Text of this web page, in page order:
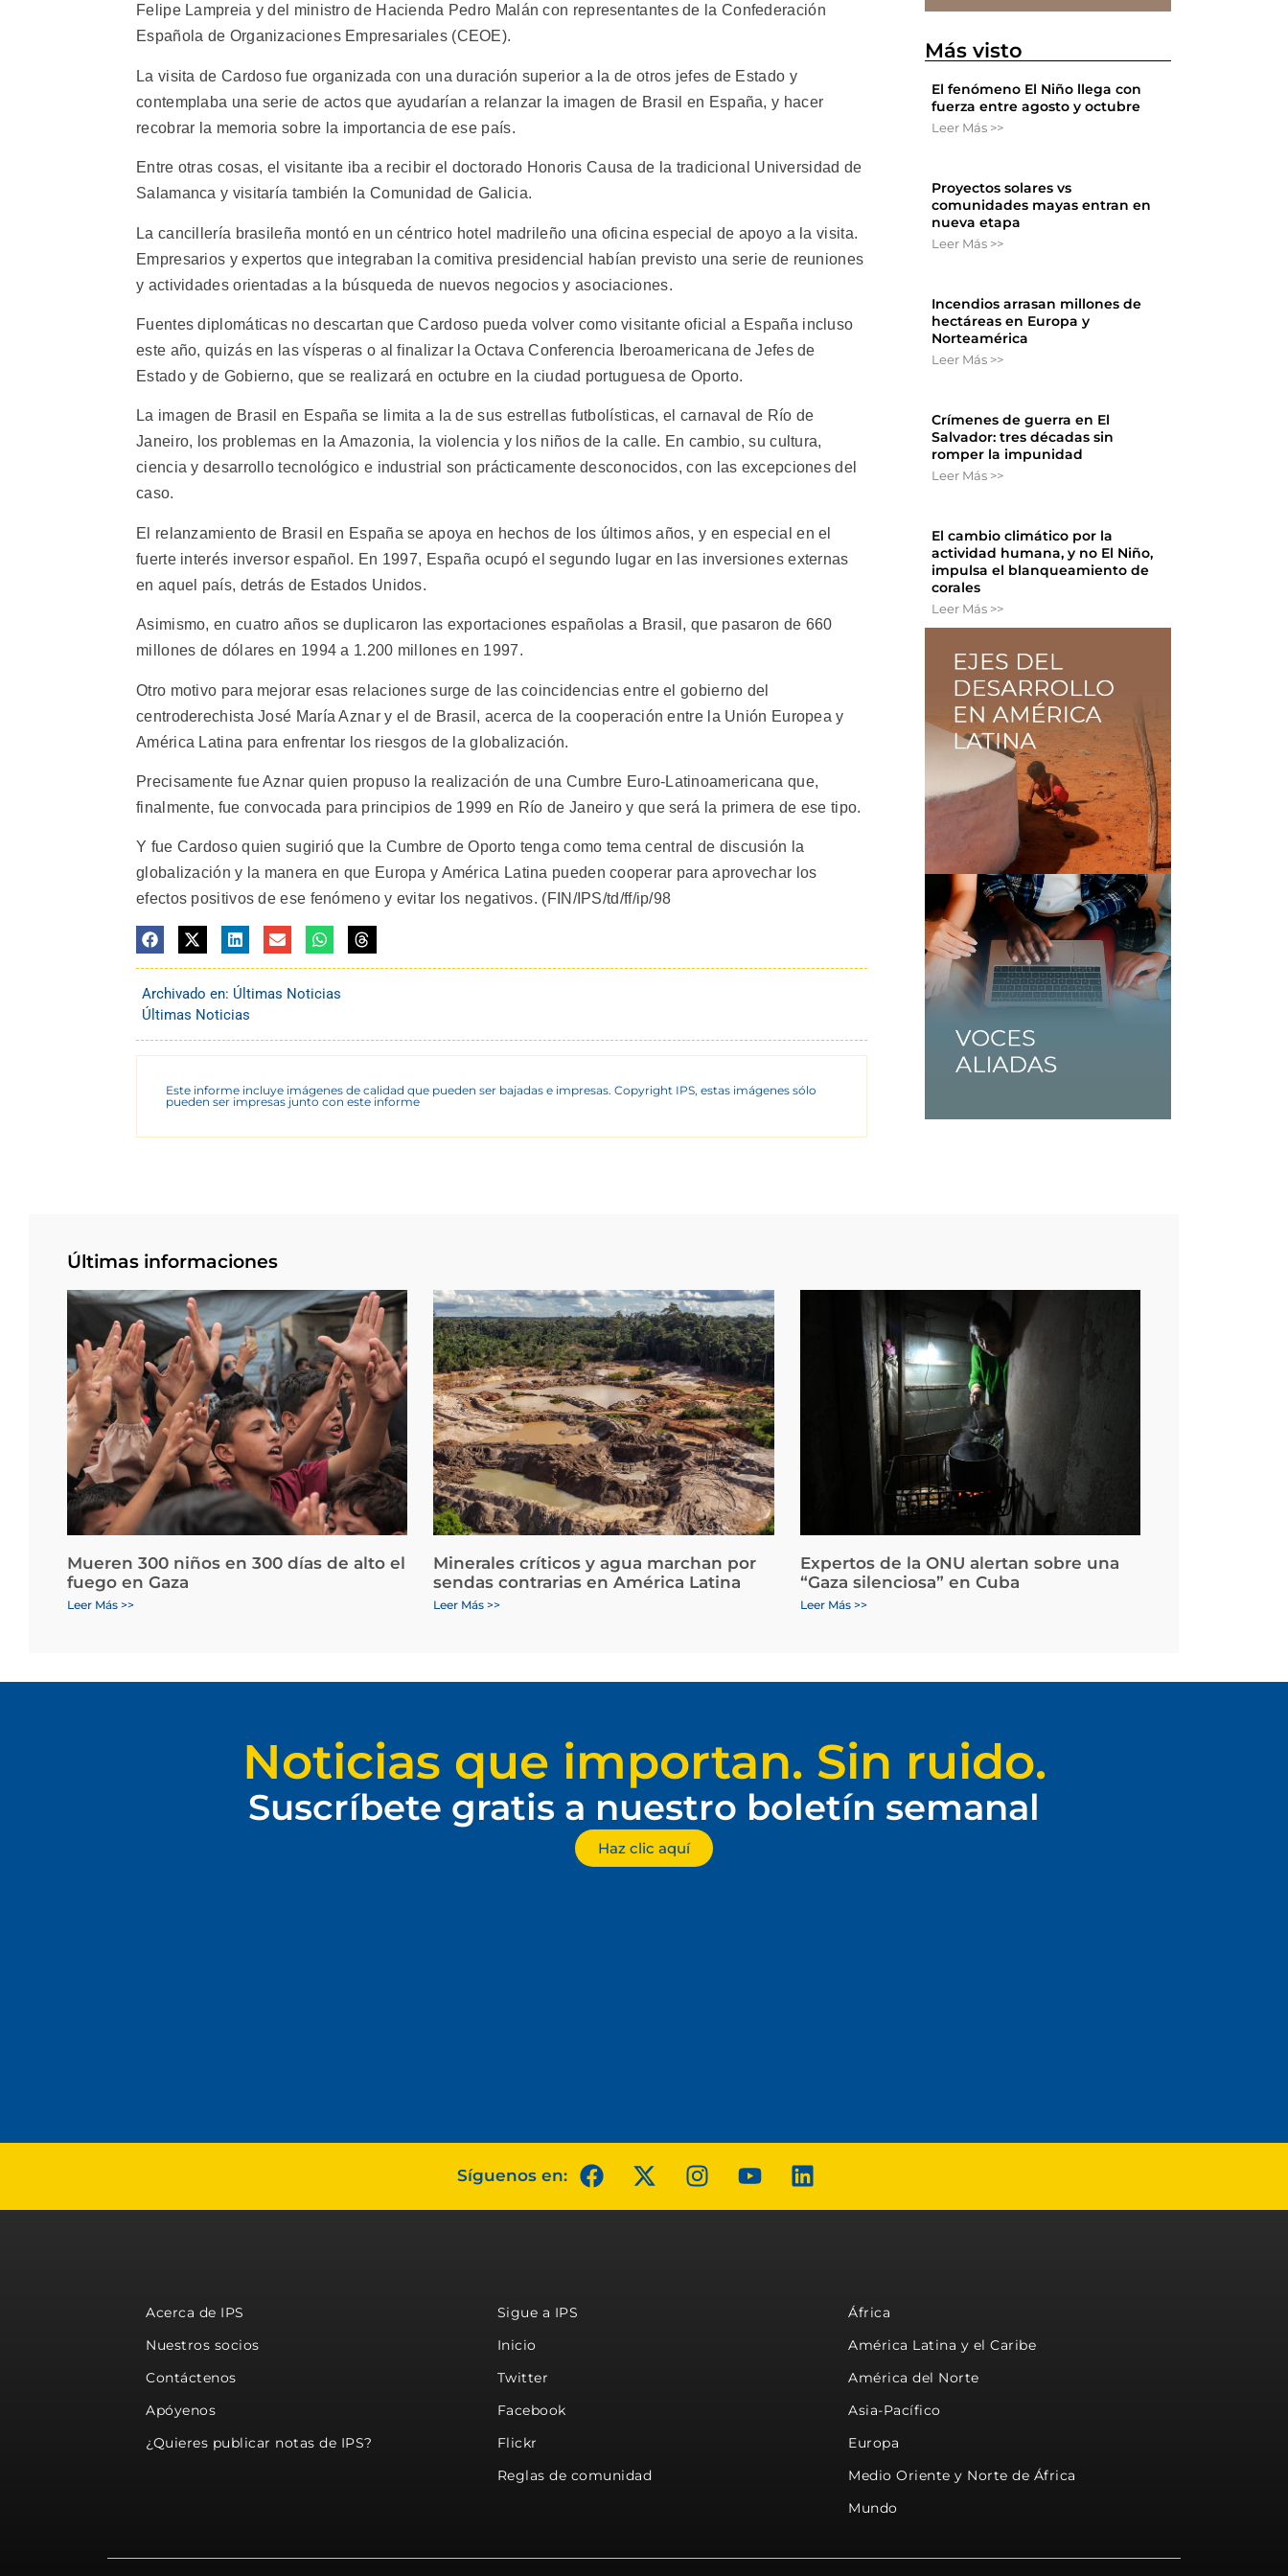
Felipe Lampreia y del ministro de Hacienda Pedro Malán con representantes de la Confederación
Española de Organizaciones Empresariales (CEOE).
La visita de Cardoso fue organizada con una duración superior a la de otros jefes de Estado y
contemplaba una serie de actos que ayudarían a relanzar la imagen de Brasil en España, y hacer
recobrar la memoria sobre la importancia de ese país.
Entre otras cosas, el visitante iba a recibir el doctorado Honoris Causa de la tradicional Universidad de
Salamanca y visitaría también la Comunidad de Galicia.
La cancillería brasileña montó en un céntrico hotel madrileño una oficina especial de apoyo a la visita.
Empresarios y expertos que integraban la comitiva presidencial habían previsto una serie de reuniones
y actividades orientadas a la búsqueda de nuevos negocios y asociaciones.
Fuentes diplomáticas no descartan que Cardoso pueda volver como visitante oficial a España incluso
este año, quizás en las vísperas o al finalizar la Octava Conferencia Iberoamericana de Jefes de
Estado y de Gobierno, que se realizará en octubre en la ciudad portuguesa de Oporto.
La imagen de Brasil en España se limita a la de sus estrellas futbolísticas, el carnaval de Río de
Janeiro, los problemas en la Amazonia, la violencia y los niños de la calle. En cambio, su cultura,
ciencia y desarrollo tecnológico e industrial son prácticamente desconocidos, con las excepciones del
caso.
El relanzamiento de Brasil en España se apoya en hechos de los últimos años, y en especial en el
fuerte interés inversor español. En 1997, España ocupó el segundo lugar en las inversiones externas
en aquel país, detrás de Estados Unidos.
Asimismo, en cuatro años se duplicaron las exportaciones españolas a Brasil, que pasaron de 660
millones de dólares en 1994 a 1.200 millones en 1997.
Otro motivo para mejorar esas relaciones surge de las coincidencias entre el gobierno del
centroderechista José María Aznar y el de Brasil, acerca de la cooperación entre la Unión Europea y
América Latina para enfrentar los riesgos de la globalización.
Precisamente fue Aznar quien propuso la realización de una Cumbre Euro-Latinoamericana que,
finalmente, fue convocada para principios de 1999 en Río de Janeiro y que será la primera de ese tipo.
Y fue Cardoso quien sugirió que la Cumbre de Oporto tenga como tema central de discusión la
globalización y la manera en que Europa y América Latina pueden cooperar para aprovechar los
efectos positivos de ese fenómeno y evitar los negativos. (FIN/IPS/td/ff/ip/98
Archivado en: Últimas Noticias
Últimas Noticias
Este informe incluye imágenes de calidad que pueden ser bajadas e impresas. Copyright IPS, estas imágenes sólo
pueden ser impresas junto con este informe
Más visto
El fenómeno El Niño llega con
fuerza entre agosto y octubre
Leer Más >>
Proyectos solares vs
comunidades mayas entran en
nueva etapa
Leer Más >>
Incendios arrasan millones de
hectáreas en Europa y
Norteamérica
Leer Más >>
Crímenes de guerra en El
Salvador: tres décadas sin
romper la impunidad
Leer Más >>
El cambio climático por la
actividad humana, y no El Niño,
impulsa el blanqueamiento de
corales
Leer Más >>
Últimas informaciones
Mueren 300 niños en 300 días de alto el
fuego en Gaza
Leer Más >>
Minerales críticos y agua marchan por
sendas contrarias en América Latina
Leer Más >>
Expertos de la ONU alertan sobre una
“Gaza silenciosa” en Cuba
Leer Más >>
Noticias que importan. Sin ruido.
Suscríbete gratis a nuestro boletín semanal
Haz clic aquí
Síguenos en:
Acerca de IPS
Nuestros socios
Contáctenos
Apóyenos
¿Quieres publicar notas de IPS?
Sigue a IPS
Inicio
Twitter
Facebook
Flickr
Reglas de comunidad
África
América Latina y el Caribe
América del Norte
Asia-Pacífico
Europa
Medio Oriente y Norte de África
Mundo